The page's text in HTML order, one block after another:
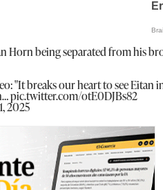
Horn being separated from his
"It breaks our heart to see Eitan
pic.twitter.com/otE0DJBs82
2025